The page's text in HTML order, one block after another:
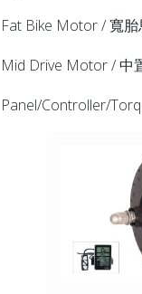
Fat Bike Motor / 寬胎
Mid Drive Motor / 中
Panel/Controller/